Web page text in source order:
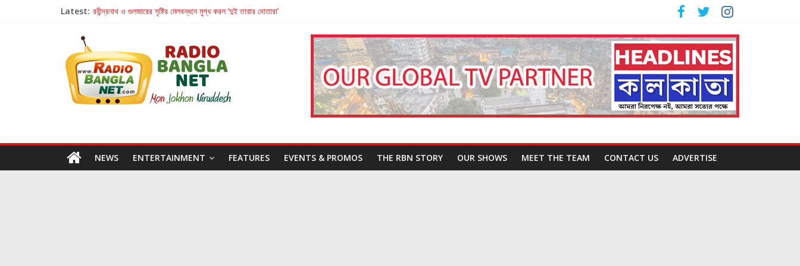
Latest: রবীন্দ্রনাথ ও গুলজারের সৃষ্টির মেলবন্ধনে মুগ্ধ করল ‘দুই তারার দোতারা’
Retribution: A Thought-Provoking Short Film That Challenges Our Understanding of Justice
হাওয়া বদলের টলিউডে ‘তুমি এলে তাই’
NEWS ENTERTAINMENT FEATURES EVENTS & PROMOS THE RBN STORY OUR SHOWS MEET THE TEAM CONTACT US ADVERTISE